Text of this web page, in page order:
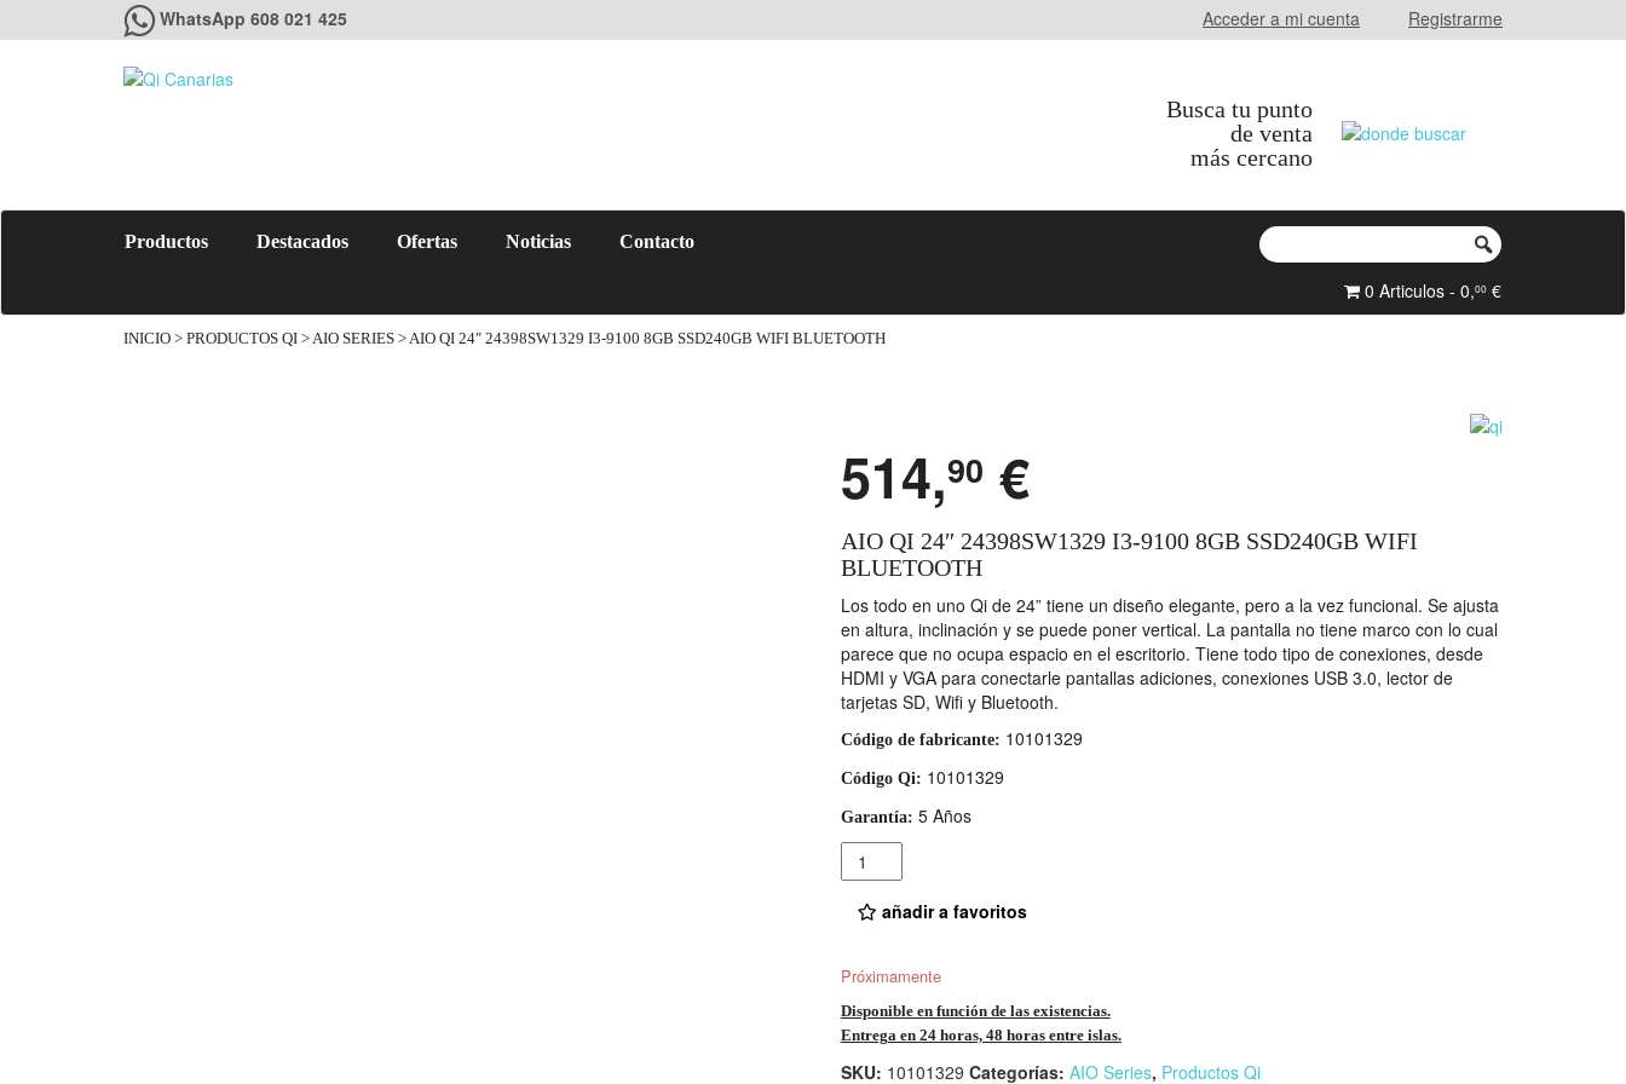
WhatsApp 608 021 425 Acceder a mi cuenta Registrarme
Busca tu punto
de venta
más cercano
Productos Destacados Ofertas Noticias Contacto
0 Articulos - 0,00 €
INICIO > PRODUCTOS QI >AIO SERIES > AIO QI 24″ 24398SW1329 I3-9100 8GB SSD240GB WIFI BLUETOOTH
514,90 €
AIO QI 24″ 24398SW1329 I3-9100 8GB SSD240GB WIFI
BLUETOOTH
Los todo en uno Qi de 24” tiene un diseño elegante, pero a la vez funcional. Se ajusta
en altura, inclinación y se puede poner vertical. La pantalla no tiene marco con lo cual
parece que no ocupa espacio en el escritorio. Tiene todo tipo de conexiones, desde
HDMI y VGA para conectarle pantallas adiciones, conexiones USB 3.0, lector de
tarjetas SD, Wifi y Bluetooth.
Código de fabricante: 10101329
Código Qi: 10101329
Garantía: 5 Años
Cantidad
añadir a favoritos
Próximamente
Disponible en función de las existencias.
Entrega en 24 horas, 48 horas entre islas.
SKU: 10101329 Categorías: AIO Series, Productos Qi